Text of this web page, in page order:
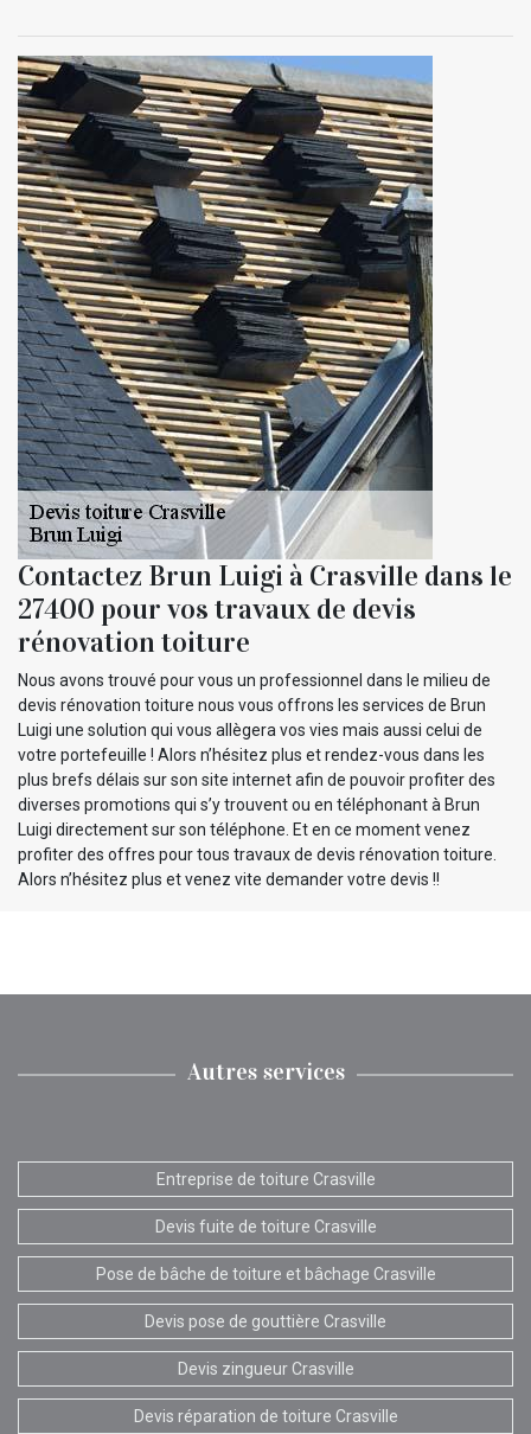
Contactez Brun Luigi à Crasville dans le
27400 pour vos travaux de devis
rénovation toiture
Nous avons trouvé pour vous un professionnel dans le milieu de
devis rénovation toiture nous vous offrons les services de Brun
Luigi une solution qui vous allègera vos vies mais aussi celui de
votre portefeuille ! Alors n’hésitez plus et rendez-vous dans les
plus brefs délais sur son site internet afin de pouvoir profiter des
diverses promotions qui s’y trouvent ou en téléphonant à Brun
Luigi directement sur son téléphone. Et en ce moment venez
profiter des offres pour tous travaux de devis rénovation toiture.
Alors n’hésitez plus et venez vite demander votre devis !!
Autres services
Entreprise de toiture Crasville
Devis fuite de toiture Crasville
Pose de bâche de toiture et bâchage Crasville
Devis pose de gouttière Crasville
Devis zingueur Crasville
Devis réparation de toiture Crasville